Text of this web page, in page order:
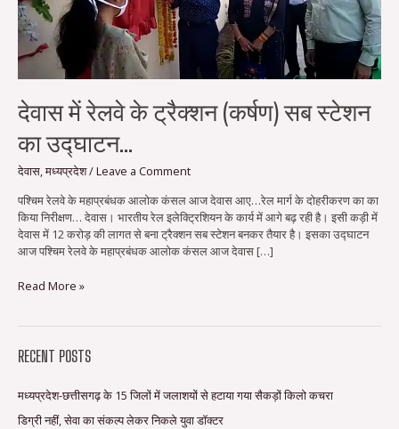
देवास में रेलवे के ट्रैक्शन (कर्षण) सब स्टेशन
का उद्घाटन…
देवास,मध्यप्रदेश/Leave a Comment
पश्चिम रेलवे के महाप्रबंधक आलोक कंसल आज देवास आए…रेल मार्ग के दोहरीकरण का का
किया निरीक्षण… देवास। भारतीय रेल इलेक्ट्रिशियन के कार्य में आगे बढ़ रही है। इसी कड़ी में
देवास में 12 करोड़ की लागत से बना ट्रैक्शन सब स्टेशन बनकर तैयार है। इसका उद्घाटन
आज पश्चिम रेलवे के महाप्रबंधक आलोक कंसल आज देवास […]
स्टेशन
का
उद्घाटन…
Read More »
RECENT POSTS
मध्यप्रदेश-छत्तीसगढ़ के 15 जिलों में जलाशयों से हटाया गया सैकड़ों किलो कचरा
डिग्री नहीं, सेवा का संकल्प लेकर निकले युवा डॉक्टर